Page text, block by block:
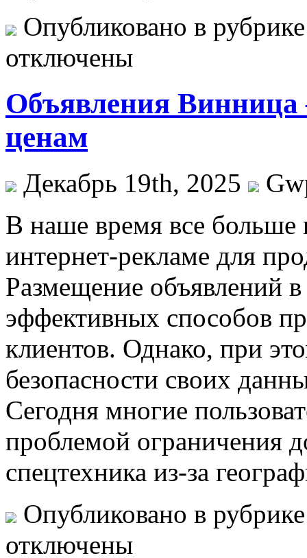
Опубликовано в
отключены
Объявления
ценам
Декабрь 19th, 2025
В нaшe врeмя всe
интернет-рекламе для
Размещение объявлений
эффективных способов
клиентов. Однако, при
безопасности своих
Сегодня многие
проблемой ограничения
спецтехника из-за
Опубликовано в
отключены